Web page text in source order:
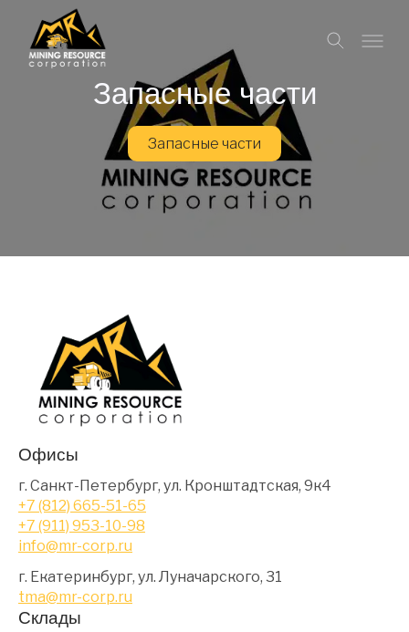
Запасные части
Запасные части
Офисы
г. Санкт-Петербург, ул. Кронштадтская, 9к4
+7 (812) 665-51-65
+7 (911) 953-10-98
info@mr-corp.ru
г. Екатеринбург, ул. Луначарского, 31
tma@mr-corp.ru
Склады